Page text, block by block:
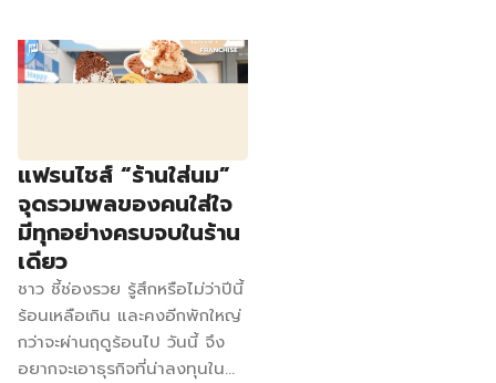
แฟรนไชส์ “ร้านใส่นม”
จุดรวมพลของคนใส่ใจ
มีทุกอย่างครบจบในร้าน
เดียว
ชาว ชี้ช่องรวย รู้สึกหรือไม่ว่าปีนี้
ร้อนเหลือเกิน และคงอีกพักใหญ่
กว่าจะผ่านฤดูร้อนไป วันนี้ จึง
อยากจะเอาธุรกิจที่น่าลงทุนใน